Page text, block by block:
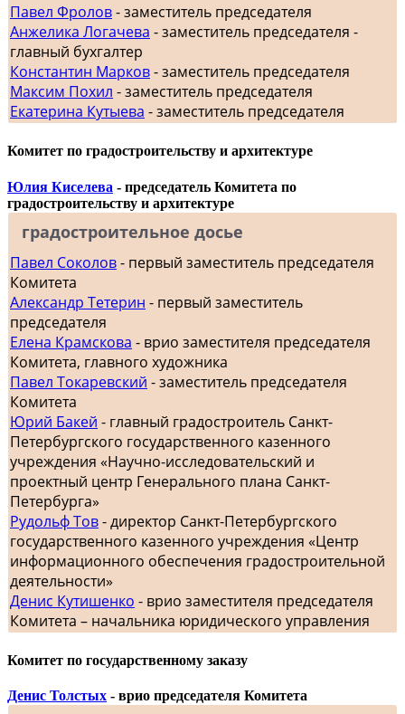
Павел Фролов- заместитель председателя
Анжелика Логачева - заместитель председателя -
главный бухгалтер
Константин Марков- заместитель председателя
Максим Похил - заместитель председателя
Екатерина Кутыева - заместитель председателя
Комитет по градостроительству и архитектуре
Юлия Киселева - председатель Комитета по
градостроительству и архитектуре
градостроительное досье
Павел Соколов- первый заместитель председателя
Комитета
Александр Тетерин - первый заместитель
председателя
Елена Крамскова - врио заместителя председателя
Комитета, главного художника
Павел Токаревский - заместитель председателя
Комитета
Юрий Бакей - главный градостроитель Санкт-
Петербургского государственного казенного
учреждения «Научно-исследовательский и
проектный центр Генерального плана Санкт-
Петербурга»
Рудольф Тов- директор Санкт-Петербургского
государственного казенного учреждения «Центр
информационного обеспечения градостроительной
деятельности»
Денис Кутишенко - врио заместителя председателя
Комитета – начальника юридического управления
Комитет по государственному заказу
Денис Толстых - врио председателя Комитета